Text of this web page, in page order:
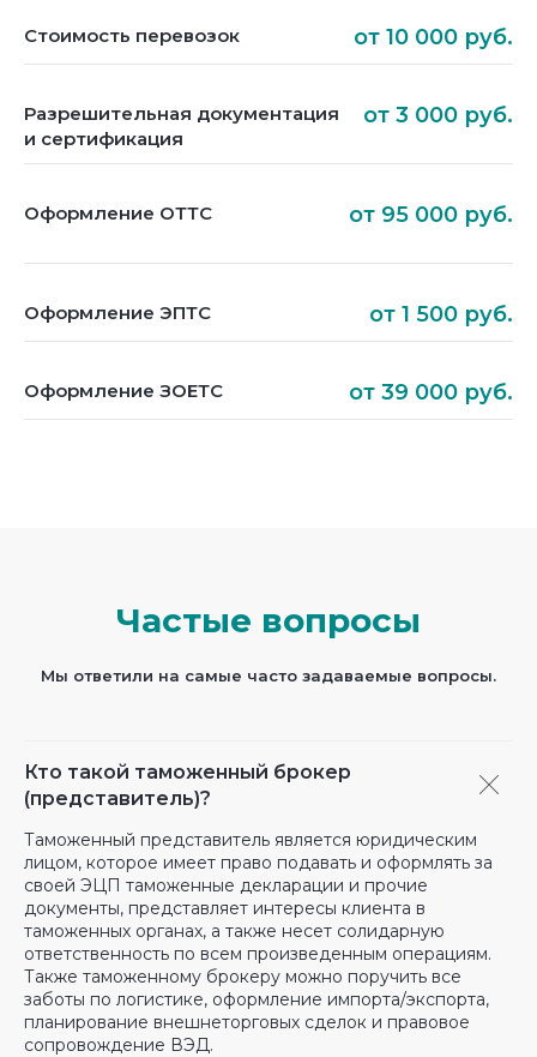
Стоимость перевозок от 10 000 руб.
Разрешительная документация
и сертификация
от 3 000 руб.
Оформление ОТТС от 95 000 руб.
Оформление ЭПТС от 1 500 руб.
Оформление ЗОЕТС от 39 000 руб.
Частые вопросы
Мы ответили на самые часто задаваемые вопросы.
Кто такой таможенный брокер
(представитель)?
Таможенный представитель является юридическим
лицом, которое имеет право подавать и оформлять за
своей ЭЦП таможенные декларации и прочие
документы, представляет интересы клиента в
таможенных органах, а также несет солидарную
ответственность по всем произведенным операциям.
Также таможенному брокеру можно поручить все
заботы по логистике, оформление импорта/экспорта,
планирование внешнеторговых сделок и правовое
сопровождение ВЭД.